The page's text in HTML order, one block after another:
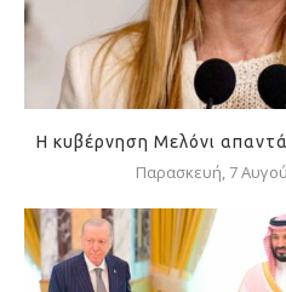
Η κυβέρνηση Μελόνι
Παρασκευή, 7